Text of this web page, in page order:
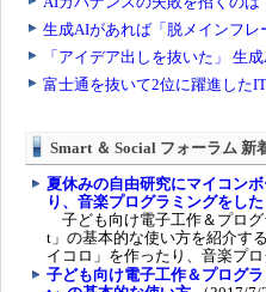
Smart ＆ Social フォーラム 新
夏休みの自由研究にマイコン
り、音楽プログラミングをし
子ども向け電子工作＆プロ
t」の基本的な使い方を紹介す
イコロ」を作ったり、音楽プ
子ども向け電子工作＆プログ